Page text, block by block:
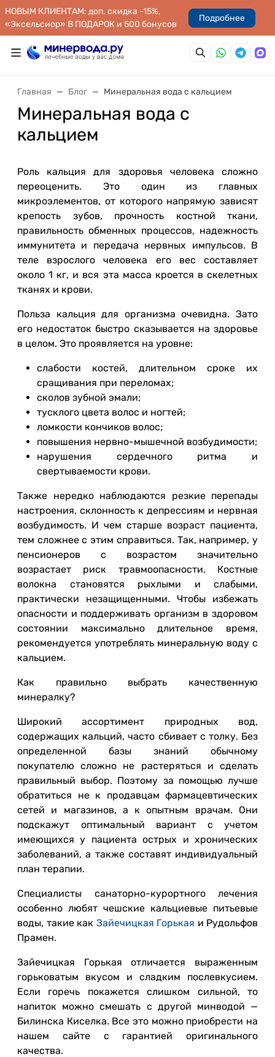
НОВЫМ КЛИЕНТАМ: доп. скидка -15%,
«Эксельсиор» В ПОДАРОК и 500 бонусов
Подробнее
Главная Блог Минеральная вода с кальцием
Минеральная вода с
кальцием
Роль кальция для здоровья человека сложно
переоценить. Это один из главных
микроэлементов, от которого напрямую зависят
крепость зубов, прочность костной ткани,
правильность обменных процессов, надежность
иммунитета и передача нервных импульсов. В
теле взрослого человека его вес составляет
около 1 кг, и вся эта масса кроется в скелетных
тканях и крови.
Польза кальция для организма очевидна. Зато
его недостаток быстро сказывается на здоровье
в целом. Это проявляется на уровне:
слабости костей, длительном сроке их
сращивания при переломах;
сколов зубной эмали;
тусклого цвета волос и ногтей;
ломкости кончиков волос;
повышения нервно-мышечной возбудимости;
нарушения сердечного ритма и
свертываемости крови.
Также нередко наблюдаются резкие перепады
настроения, склонность к депрессиям и нервная
возбудимость. И чем старше возраст пациента,
тем сложнее с этим справиться. Так, например, у
пенсионеров с возрастом значительно
возрастает риск травмоопасности. Костные
волокна становятся рыхлыми и слабыми,
практически незащищенными. Чтобы избежать
опасности и поддерживать организм в здоровом
состоянии максимально длительное время,
рекомендуется употреблять минеральную воду с
кальцием.
Как правильно выбрать качественную
минералку?
Широкий ассортимент природных вод,
содержащих кальций, часто сбивает с толку. Без
определенной базы знаний обычному
покупателю сложно не растеряться и сделать
правильный выбор. Поэтому за помощью лучше
обратиться не к продавцам фармацевтических
сетей и магазинов, а к опытным врачам. Они
подскажут оптимальный вариант с учетом
имеющихся у пациента острых и хронических
заболеваний, а также составят индивидуальный
план терапии.
Специалисты санаторно-курортного лечения
особенно любят чешские кальциевые питьевые
воды, такие как Зайечицкая Горькая и Рудольфов
Прамен.
Зайечицкая Горькая отличается выраженным
горьковатым вкусом и сладким послевкусием.
Если горечь покажется слишком сильной, то
напиток можно смешать с другой минводой —
Билинска Киселка. Все это можно приобрести на
нашем сайте с гарантией оригинального
качества.